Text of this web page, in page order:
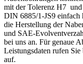
mit der Tolerenz H7 und
DIN 6885/1-JS9 einfach
die Herstellung der
und SAE-
bei uns an. Für genaue
Leistungsdaten rufen
auf.